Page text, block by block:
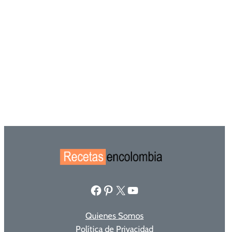
Facebook Pinterest X YouTube
Quienes Somos
Política de Privacidad